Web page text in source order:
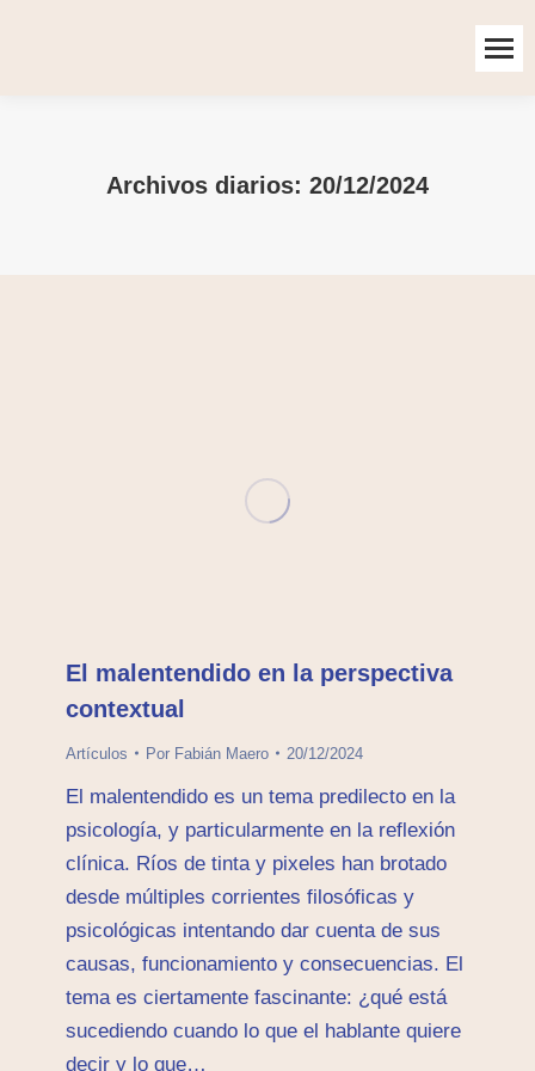
Archivos diarios: 20/12/2024
El malentendido en la perspectiva
contextual
Artículos Por Fabián Maero 20/12/2024
El malentendido es un tema predilecto en la
psicología, y particularmente en la reflexión
clínica. Ríos de tinta y pixeles han brotado
desde múltiples corrientes filosóficas y
psicológicas intentando dar cuenta de sus
causas, funcionamiento y consecuencias. El
tema es ciertamente fascinante: ¿qué está
sucediendo cuando lo que el hablante quiere
decir y lo que…